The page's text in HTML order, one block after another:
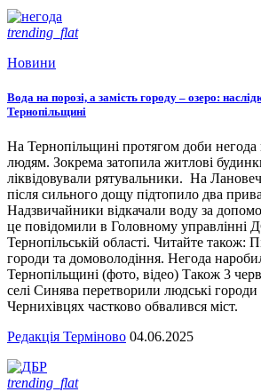
trending_flat
Новини
Вода на порозі, а замість городу – озеро:
Тернопільщині
На Тернопільщині протягом доби негода
людям. Зокрема затопила житлові
ліквідовували рятувальники. На
після сильного дощу підтопило два
Надзвичайники відкачали воду за
це повідомили в Головному управлінні
Тернопільській області. Читайте також:
городи та домоволодіння. Негода
Тернопільщині (фото, відео) Також 3
селі Синява перетворили людські городи
Чернихівцях частково обвалився міст.
Редакція Терміново 04.06.2025
trending_flat